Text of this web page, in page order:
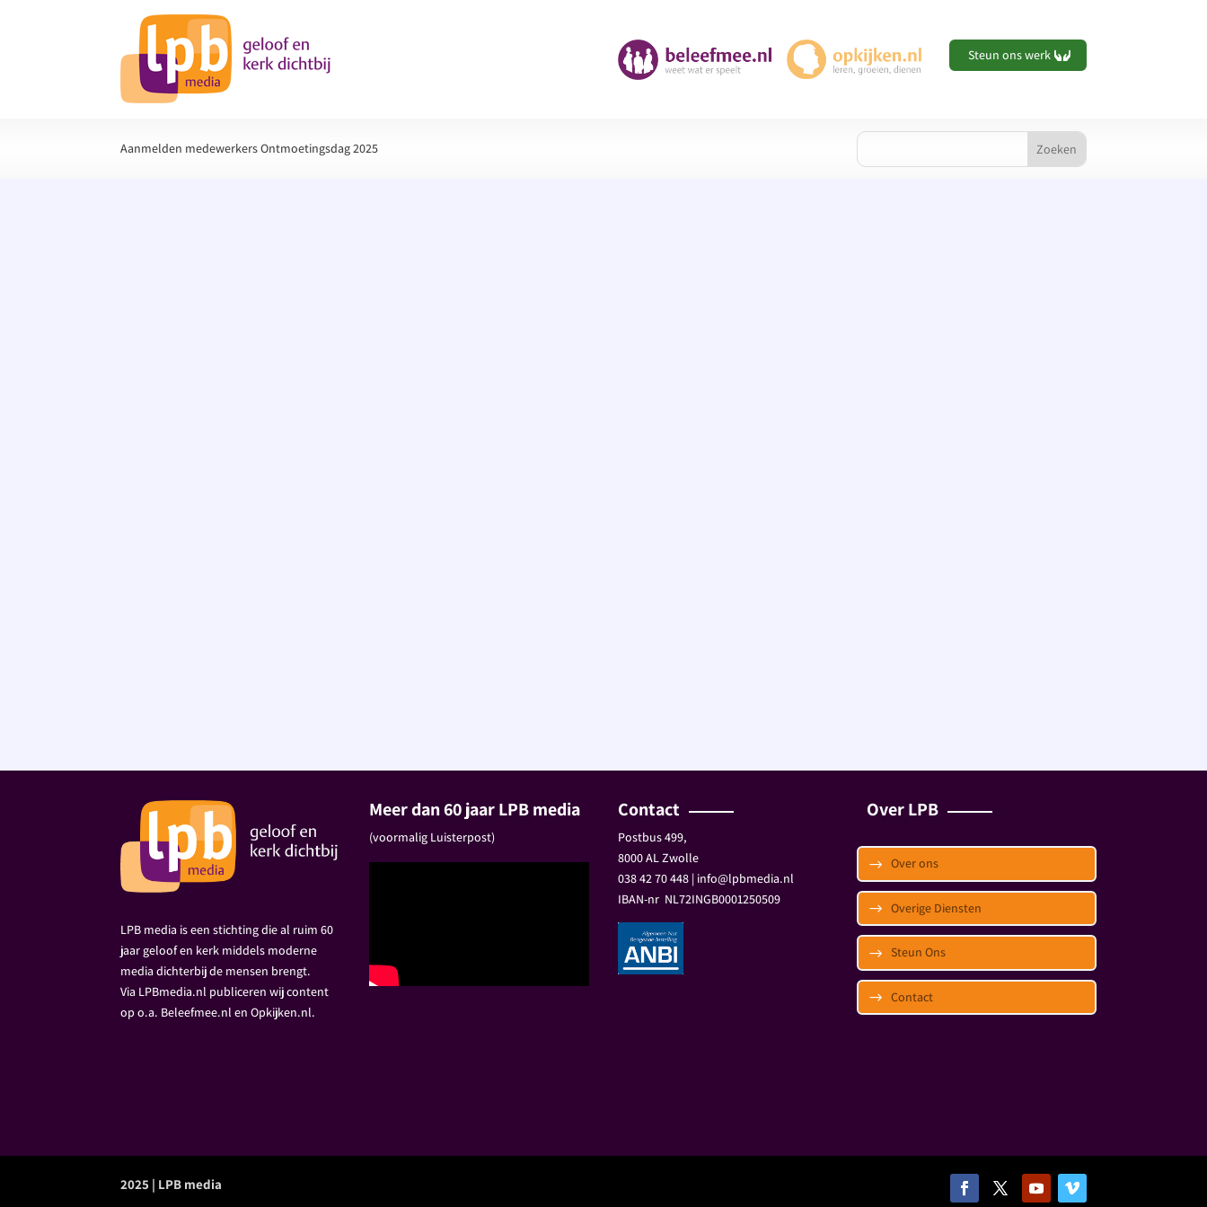
Steun ons werk
Aanmelden medewerkers Ontmoetingsdag 2025
LPB media is een stichting die al ruim 60
jaar geloof en kerk middels moderne
media dichterbij de mensen brengt.
Via LPBmedia.nl publiceren wij content
op o.a. Beleefmee.nl en Opkijken.nl.
Meer dan 60 jaar LPB media
(voormalig Luisterpost)
Contact
Postbus 499,
8000 AL Zwolle
038 42 70 448 | info@lpbmedia.nl
IBAN-nr NL72INGB0001250509
Over LPB
Over ons
Overige Diensten
Steun Ons
Contact
2025 | LPB media